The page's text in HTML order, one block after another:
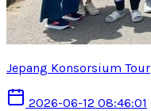
Jepang Konsorsium Tour
2026-06-12 08:46:01